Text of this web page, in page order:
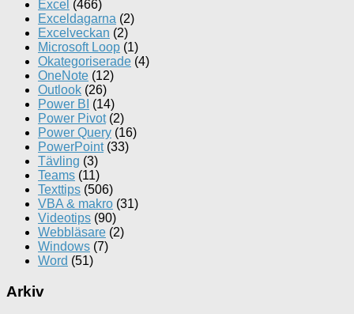
Excel (466)
Exceldagarna (2)
Excelveckan (2)
Microsoft Loop (1)
Okategoriserade (4)
OneNote (12)
Outlook (26)
Power BI (14)
Power Pivot(2)
Power Query (16)
PowerPoint(33)
Tävling (3)
Teams (11)
Texttips (506)
VBA & makro (31)
Videotips (90)
Webbläsare (2)
Windows (7)
Word (51)
Arkiv